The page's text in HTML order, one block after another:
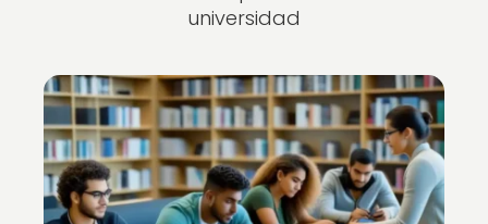
universidad